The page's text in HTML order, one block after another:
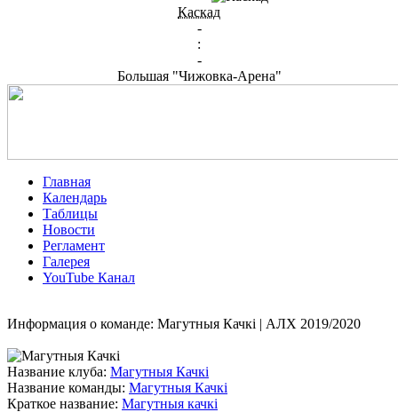
Каскад
-
:
-
Большая "Чижовка-Арена"
Главная
Календарь
Таблицы
Новости
Регламент
Галерея
YouTube Канал
Информация о команде: Магутныя Качкі | АЛХ 2019/2020
Название клуба: Магутныя Качкі
Название команды: Магутныя Качкі
Краткое название: Магутныя качкі